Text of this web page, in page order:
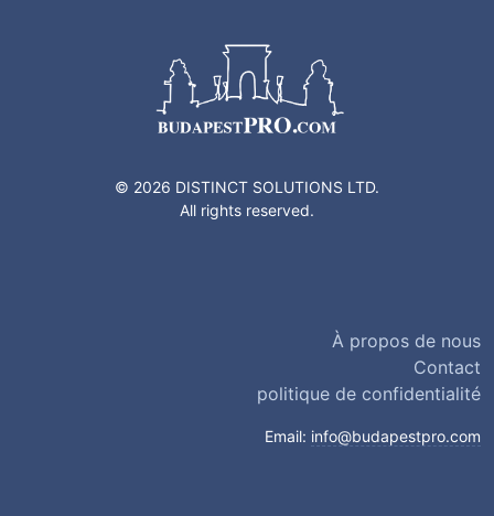
© 2026 DISTINCT SOLUTIONS LTD.
All rights reserved.
À propos de nous
Contact
politique de confidentialité
Email: info@budapestpro.com